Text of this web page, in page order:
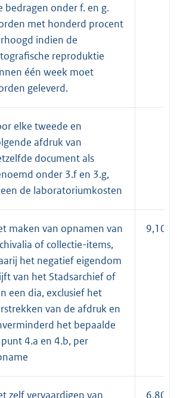
bedragen onder f. en g.
met honderd procent
indien de
reproduktie
één week moet
geleverd.
elke tweede en
afdruk van
document als
onder 3.f en 3.g,
de laboratoriumkosten
maken van opnamen van
of collectie-items,
het negatief eigendom
van het Stadsarchief of
een dia, exclusief het
van de afdruk en
het bepaalde
4.a en 4.b, per
9,10
zelf vervaardigen van
6,80